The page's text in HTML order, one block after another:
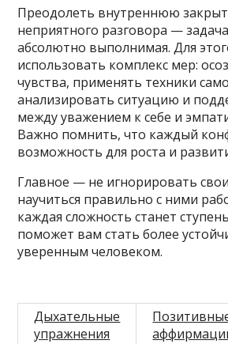
Преодолеть внутреннюю
неприятного разговора —
абсолютно выполнимая. Для
использовать комплекс мер:
чувства, применять техники
анализировать ситуацию и
между уважением к себе и
Важно помнить, что каждый
возможность для роста и
Главное — не игнорировать
научиться правильно с ними
каждая сложность станет
поможет вам стать более
уверенным человеком.
Дыхательные
упражнения